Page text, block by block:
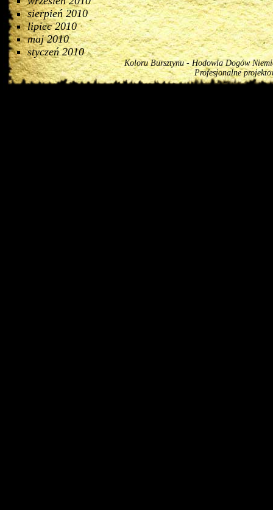
sierpień 2010
lipiec 2010
maj 2010
styczeń 2010
Koloru Bursztynu - Hodowla Dogów
Profesjonalne